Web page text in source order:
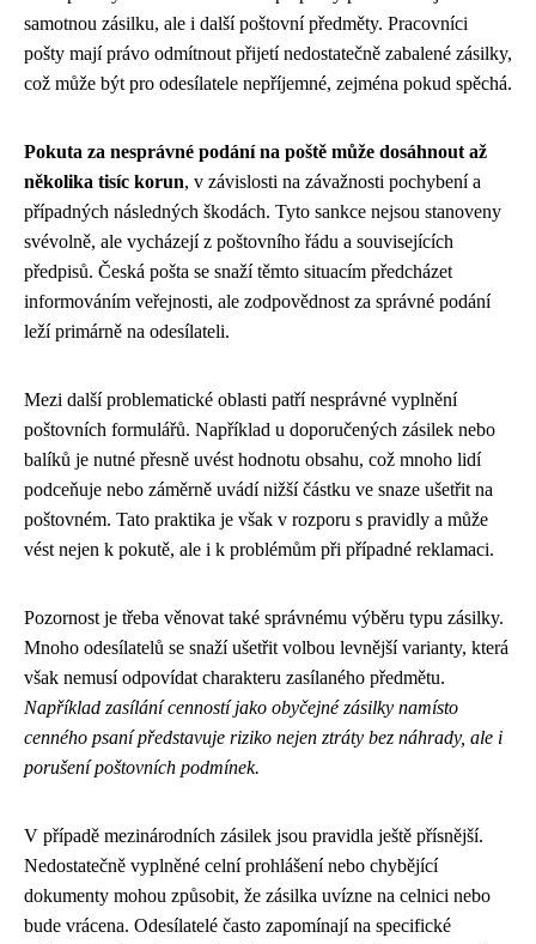
samotnou zásilku, ale i další poštovní předměty. Pracovníci
pošty mají právo odmítnout přijetí nedostatečně zabalené zásilky,
což může být pro odesílatele nepříjemné, zejména pokud spěchá.
Pokuta za nesprávné podání na poště může dosáhnout až
několika tisíc korun, v závislosti na závažnosti pochybení a
případných následných škodách. Tyto sankce nejsou stanoveny
svévolně, ale vycházejí z poštovního řádu a souvisejících
předpisů. Česká pošta se snaží těmto situacím předcházet
informováním veřejnosti, ale zodpovědnost za správné podání
leží primárně na odesílateli.
Mezi další problematické oblasti patří nesprávné vyplnění
poštovních formulářů. Například u doporučených zásilek nebo
balíků je nutné přesně uvést hodnotu obsahu, což mnoho lidí
podceňuje nebo záměrně uvádí nižší částku ve snaze ušetřit na
poštovném. Tato praktika je však v rozporu s pravidly a může
vést nejen k pokutě, ale i k problémům při případné reklamaci.
Pozornost je třeba věnovat také správnému výběru typu zásilky.
Mnoho odesílatelů se snaží ušetřit volbou levnější varianty, která
však nemusí odpovídat charakteru zasílaného předmětu.
Například zasílání cenností jako obyčejné zásilky namísto
cenného psaní představuje riziko nejen ztráty bez náhrady, ale i
porušení poštovních podmínek.
V případě mezinárodních zásilek jsou pravidla ještě přísnější.
Nedostatečně vyplněné celní prohlášení nebo chybějící
dokumenty mohou způsobit, že zásilka uvízne na celnici nebo
bude vrácena. Odesílatelé často zapomínají na specifické